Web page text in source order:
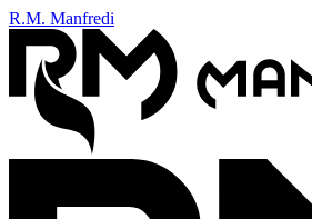
R.M. Manfredi